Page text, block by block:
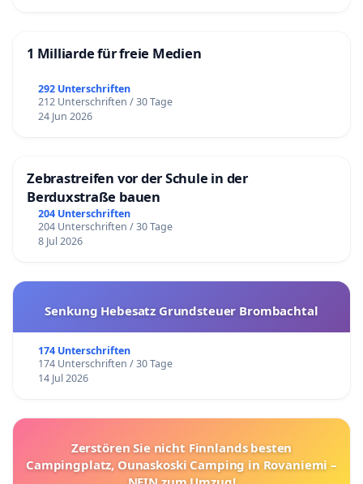
1 Milliarde für freie Medien
292 Unterschriften
212 Unterschriften / 30 Tage
24 Jun 2026
Zebrastreifen vor der Schule in der
Berduxstraße bauen
204 Unterschriften
204 Unterschriften / 30 Tage
8 Jul 2026
Senkung Hebesatz Grundsteuer Brombachtal
174 Unterschriften
174 Unterschriften / 30 Tage
14 Jul 2026
Zerstören Sie nicht Finnlands besten
Campingplatz, Ounaskoski Camping in Rovaniemi –